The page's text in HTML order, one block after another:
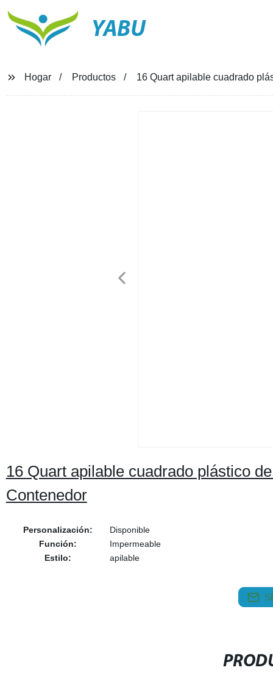
YABU
Hogar Productos 16 Quart apilable cuadrado
16 Quart apilable cuadrado plástico
Contenedor
Personalización:
Disponible
Función:
Impermeable
Estilo:
apilable